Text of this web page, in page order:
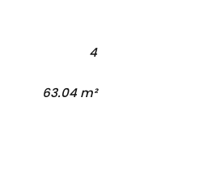
4
63.04 m²